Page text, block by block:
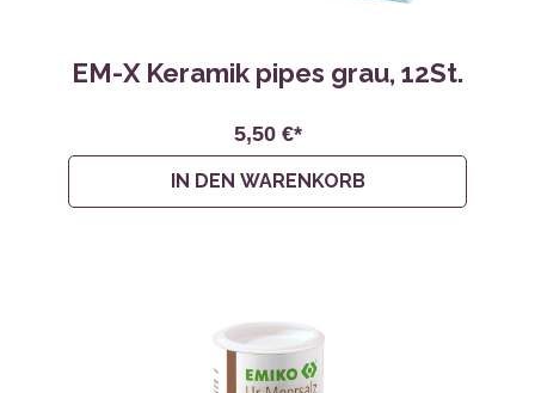
EM-X Keramik pipes grau, 12St.
5,50 €*
IN DEN WARENKORB